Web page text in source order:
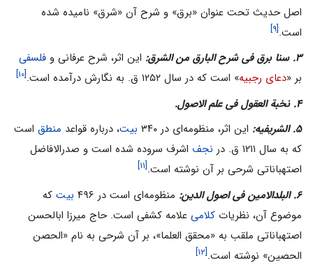
اصل حدیث تحت عنوان «برق» و شرح آن «شرق» نامیده شده
است.[۹]
۳. سنا برق فی شرح البارق من الشرق: این اثر، شرح عرفانی و فلسفی
بر «دعای رجبیه» است که در سال ۱۲۵۲ ق. به نگارش درآمده است. [۱۰]
۴. نخبة العقول فی علم الاصول.
۵. الشریفیه:
این اثر، منظومه‌ای در ۳۴۰ بیت، درباره قواعد منطق است
که به سال ۱۲۱۱ ق. در
نجف اشرف سروده شده است و صدرالافاضل
اصتهباناتی شرحی بر آن نوشته است.[۱۱]
۶. البلدالامین فی اصول الدین: منظومه‌ای است در ۴۹۶ بیت که
موضوع آن، نظریات کلامی‌‌ علامه کشفی است. حاج میرزا ابالحسن
اصتهباناتی ملقب به «محقق العلما»، بر آن شرحی به نام «الحصن
الحصین» نوشته است.[۱۲]